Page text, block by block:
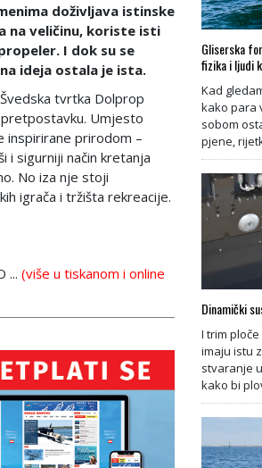
doživljava istinske
na veličinu, koriste isti
I dok su se
ideja ostala je ista.
tvrtka Dolprop
Umjesto
inspirirane prirodom –
i sigurniji način kretanja
No iza nje stoji
igrača i tržišta rekreacije.
... (više u tiskanom i online
Gliserska
fizika i ljudi
Kad
kako para
sobom
pjene,
Dinamički
I trim
imaju istu
stvaranje
kako bi